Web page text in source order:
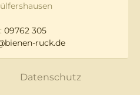
09762 305
ruck.de
Datenschutz